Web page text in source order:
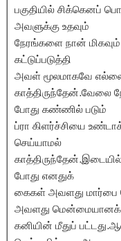
பகுதியில் சிக்கெனப்
அவளுக்கு உதவும்
நேரங்களை நான்
கட்டுப்படுத்தி
அவள் மூலமாகவே
காத்திருந்தேன்.வேலை
போது கண்ணில் படும்
ப்ரா கிளர்ச்சியை
செய்யாமல்
போது எனதுக்
கைகள் அவளது மார்பை
அவளது மென்மையானக்
கனியின் மீதுப்